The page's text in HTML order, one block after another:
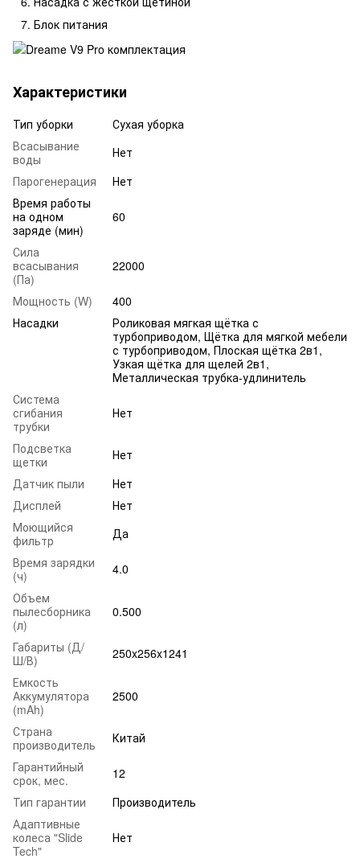
Блок питания
Характеристики
Тип уборки
Сухая уборка
Всасывание
воды
Нет
Парогенерация
Нет
Время работы
на одном
заряде (мин)
60
Сила
всасывания
(Па)
22000
Мощность (W)
400
Насадки
Роликовая мягкая щётка с
турбоприводом, Щётка для мягкой мебели
с турбоприводом, Плоская щётка 2в1,
Узкая щётка для щелей 2в1,
Металлическая трубка-удлинитель
Система
сгибания
трубки
Нет
Подсветка
щетки
Нет
Датчик пыли
Нет
Дисплей
Нет
Моющийся
фильтр
Да
Время зарядки
(ч)
4.0
Объем
пылесборника
(л)
0.500
Габариты (Д/
Ш/В)
250x256x1241
Емкость
Аккумулятора
(mAh)
2500
Страна
производитель
Китай
Гарантийный
срок, мес.
12
Тип гарантии
Производитель
Адаптивные
колеса "Slide
Tech"
Нет